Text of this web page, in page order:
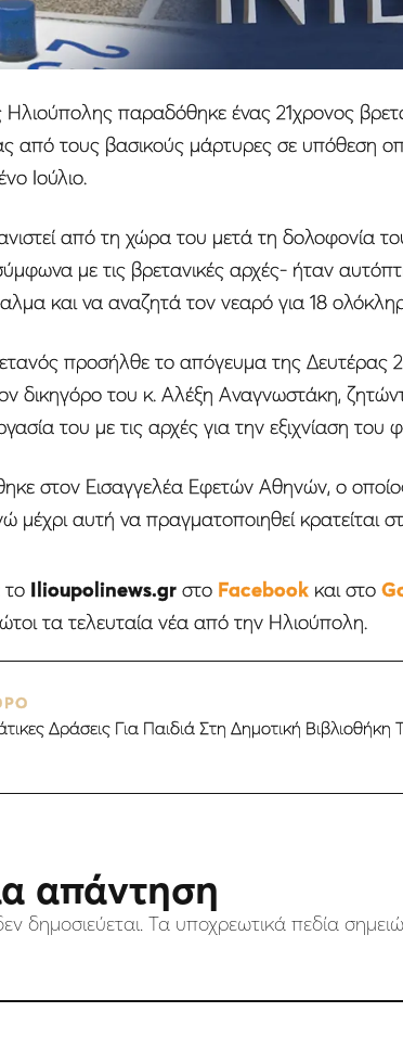
παραδόθηκε ένας 21χρονος
από τους βασικούς μάρτυρες σε υπόθεση
Ιούλιο.
από τη χώρα του μετά τη δολοφονία
με τις βρετανικές αρχές- ήταν
και να αναζητά τον νεαρό για 18
προσήλθε το απόγευμα της Δευτέρας
δικηγόρο του κ. Αλέξη Αναγνωστάκη,
του με τις αρχές για την εξιχνίαση του
στον Εισαγγελέα Εφετών Αθηνών, ο
μέχρι αυτή να πραγματοποιηθεί κρατείται
Ilioupolinews.grστο Facebookκαι στο
τα τελευταία νέα από την Ηλιούπολη.
Δράσεις Για Παιδιά Στη Δημοτική Βιβλιοθήκη
απάντηση
δημοσιεύεται. Τα υποχρεωτικά πεδία